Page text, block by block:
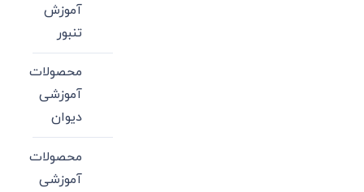
آموزش
تنبور
محصولات
آموزشی
دیوان
محصولات
آموزشی